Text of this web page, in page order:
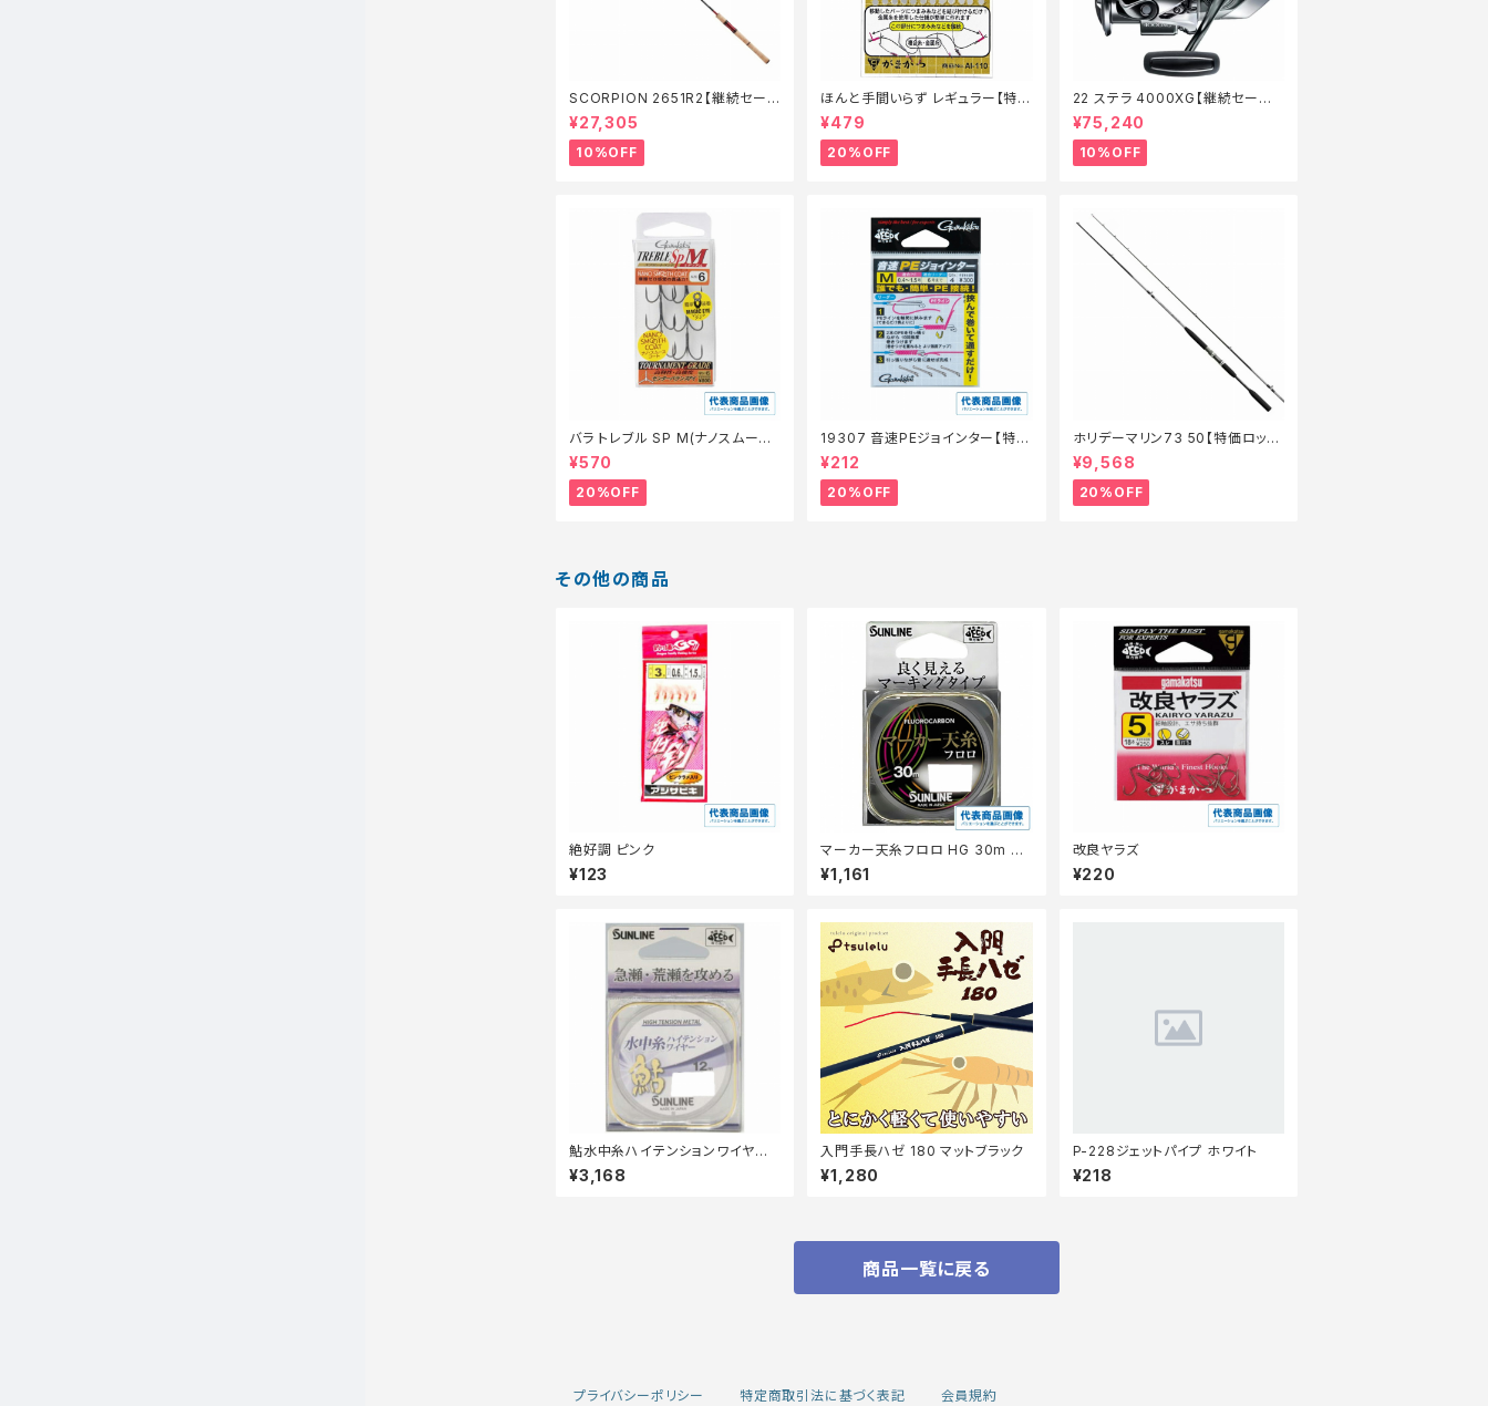
SCORPION 2651R2【継続セール
_ロッド】【10】
¥27,305
10%OFF
ほんと手間いらず レギュラー【特価
仕掛】【20】
¥479
20%OFF
22 ステラ 4000XG【継続セール_
リール】【10】
¥75,240
10%OFF
バラ トレブル SP M(ナノスムース
コート)【特価仕掛】【20】
¥570
20%OFF
19307 音速PEジョインター【特価
仕掛】【20】
¥212
20%OFF
ホリデーマリン73 50【特価ロッ
ド】【20】
¥9,568
20%OFF
その他の商品
絶好調 ピンク
¥123
マーカー天糸フロロ HG 30m #
0.8
¥1,161
改良ヤラズ
¥220
鮎水中糸ハイテンションワイヤー1
2m0.1号
¥3,168
入門手長ハゼ 180 マットブラック
¥1,280
P-228ジェットパイプ ホワイト
¥218
商品一覧に戻る
プライバシーポリシー 特定商取引法に基づく表記 会員規約